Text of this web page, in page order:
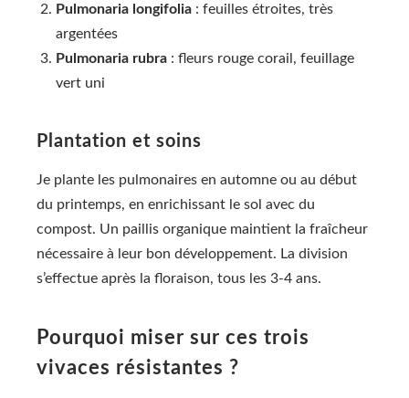
Pulmonaria longifolia : feuilles étroites, très
argentées
Pulmonaria rubra : fleurs rouge corail, feuillage
vert uni
Plantation et soins
Je plante les pulmonaires en automne ou au début
du printemps, en enrichissant le sol avec du
compost. Un paillis organique maintient la fraîcheur
nécessaire à leur bon développement. La division
s’effectue après la floraison, tous les 3-4 ans.
Pourquoi miser sur ces trois
vivaces résistantes ?